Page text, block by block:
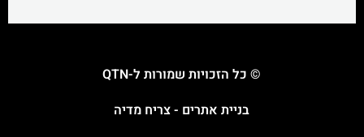
© כל הזכויות שמורות ל-QTN
בניית אתרים - צריח מדיה